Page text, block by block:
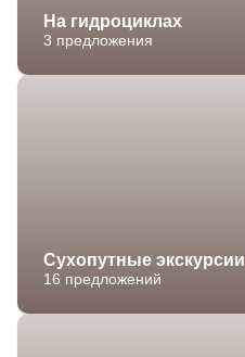
На гидроциклах
3 предложения
Сухопутные экскурсии
16 предложений